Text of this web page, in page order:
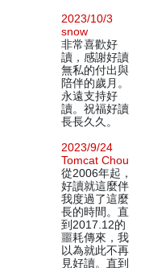
2023/10/3
snow
非常喜歡好
讀，感謝好讀
無私的付出與
陪伴的歲月。
永遠支持好
讀。祝福好讀
長長久久。
2023/9/24
Tomcat Chou
從2006年起，
好讀就這麼伴
我度過了這麼
長的時間。直
到2017.12的
噩耗傳來，我
以為就此不再
見好讀。直到